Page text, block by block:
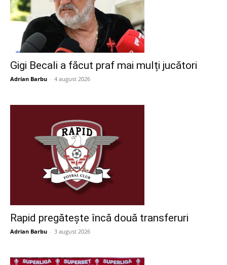
Gigi Becali a făcut praf mai mulți jucători
Adrian Barbu - 4 august 2026
Rapid pregătește încă două transferuri
Adrian Barbu - 3 august 2026